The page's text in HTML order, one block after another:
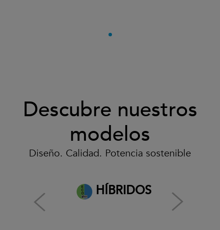
Descubre nuestros
modelos
Diseño. Calidad. Potencia sostenible
HÍBRIDOS